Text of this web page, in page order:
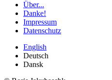
Über...
Danke!
Impressum
Datenschutz
English
Deutsch
Dansk